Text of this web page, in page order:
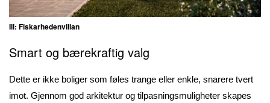
Ill: Fiskarhedenvillan
Smart og bærekraftig valg
Dette er ikke boliger som føles trange eller enkle, snarere tvert
imot. Gjennom god arkitektur og tilpasningsmuligheter skapes